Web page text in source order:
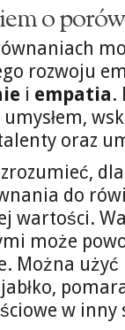
o
rozwoju
i empatia.
oraz
do
wartości.
może
Można
w inny